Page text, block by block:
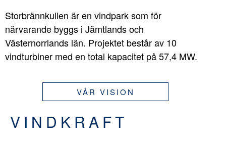
Storbrännkullen är en vindpark som för
närvarande byggs i Jämtlands och
Västernorrlands län. Projektet består av 10
vindturbiner med en total kapacitet på 57,4 MW.
VÅR VISION
VINDKRAFT